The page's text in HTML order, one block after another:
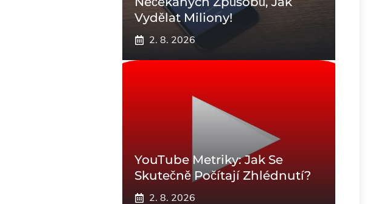
Vydělat Miliony!
2. 8. 2026
YouTube Metriky: Jak Se
Skutečně Počítají Zhlédnutí?
2. 8. 2026